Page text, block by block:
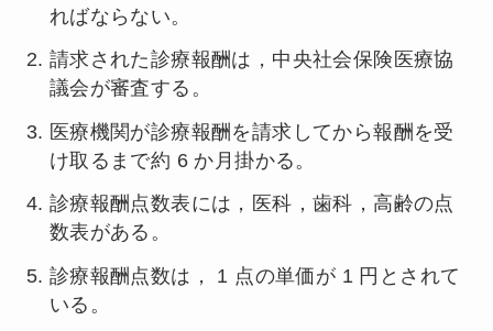
ればならない。
請求された診療報酬は，中央社会保険医療協
議会が審査する。
医療機関が診療報酬を請求してから報酬を受
け取るまで約 6 か月掛かる。
診療報酬点数表には，医科，歯科，高齢の点
数表がある。
診療報酬点数は， 1 点の単価が 1 円とされて
いる。